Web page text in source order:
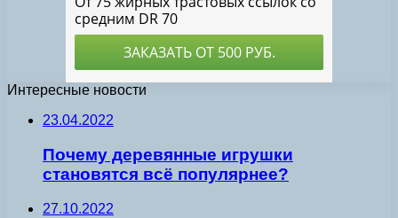
Интересные новости
23.04.2022
Почему деревянные игрушки
становятся всё популярнее?
27.10.2022